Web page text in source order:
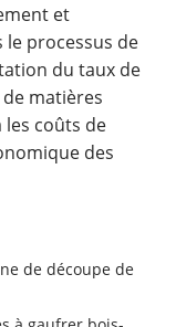
et
processus de
du taux de
matières
coûts de
des
de découpe de